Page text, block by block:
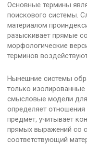
Основные термины
поискового системы.
материалом
разыскивает прямые
морфологические
терминов
Нынешние системы
только
смысловые модели
определяет
предмет, учитывает
прямых выражений со
соответствующий